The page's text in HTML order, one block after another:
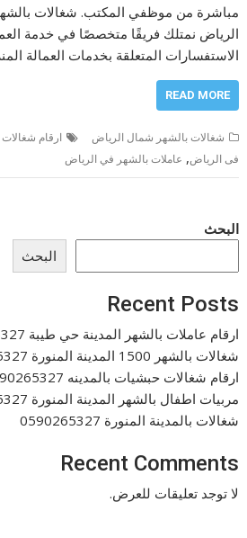
مباشرة من موظفي المكتب. شغالات
الرياض نمتلك فريقًا متخصصًا في خدمة
الاستفسارات المتعلقة بخدمات العمالة
READ MORE
شغالات بالشهر شمال الرياض ارقام
فى الرياض, عاملات بالشهر في الرياض
البحث
البحث
Recent Posts
ارقام عاملات بالشهر المدينة حي طيبة 0590265327
شغالات بالشهر 1500 المدينة المنورة 0590265327
ارقام شغالات حبشيات بالمدينه 0590265327
مربيات اطفال بالشهر المدينة المنورة 0590265327
شغالات بالمدينة المنورة 0590265327
Recent Comments
لا توجد تعليقات للعرض.